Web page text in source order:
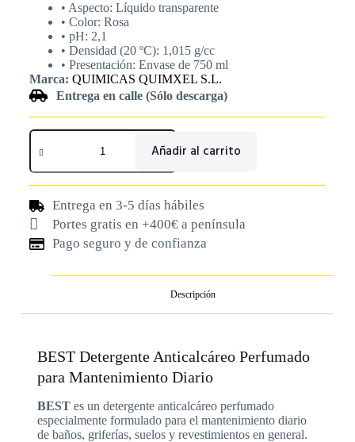
• Aspecto: Líquido transparente
• Color: Rosa
• pH: 2,1
• Densidad (20 ºC): 1,015 g/cc
• Presentación: Envase de 750 ml
Marca: QUIMICAS QUIMXEL S.L.
Entrega en calle (Sólo descarga)
Añadir al carrito
Entrega en 3-5 días hábiles
Portes gratis en +400€ a península
Pago seguro y de confianza
Descripción
BEST Detergente Anticalcáreo Perfumado
para Mantenimiento Diario
BESTes un detergente anticalcáreo perfumado
especialmente formulado para el mantenimiento diario
de baños, griferías, suelos y revestimientos en general.